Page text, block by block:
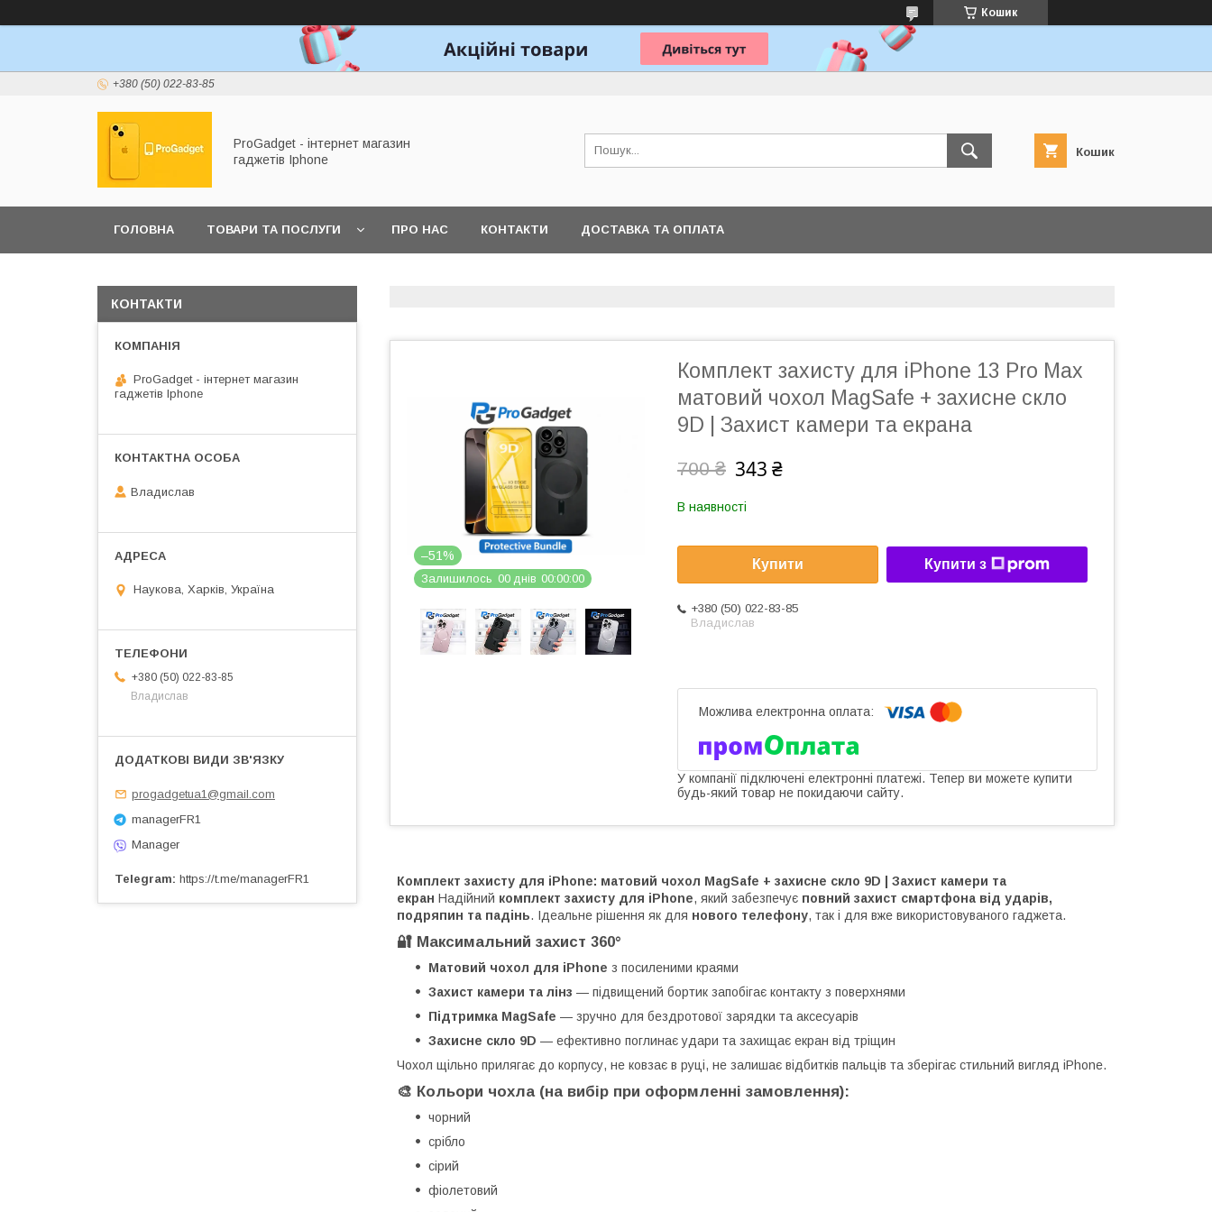
Кошик
+380 (50) 022-83-85
ProGadget - iнтернет магазин
гаджетів Iphone
Кошик
ГОЛОВНА ТОВАРИ ТА ПОСЛУГИ ПРО НАС КОНТАКТИ ДОСТАВКА ТА ОПЛАТА
–51%
Залишилось 00 днів 00 00 00
Комплект захисту для iPhone 13 Pro Max
матовий чохол MagSafe + захисне скло
9D | Захист камери та екрана
700 ₴ 343 ₴
В наявності
Купити Купити з
+380 (50) 022-83-85
Владислав
У компанії підключені електронні платежі. Тепер ви можете купити
будь-який товар не покидаючи сайту.
Комплект захисту для iPhone: матовий чохол MagSafe + захисне скло 9D | Захист камери та
екран Надійний комплект захисту для iPhone, який забезпечує повний захист смартфона від ударів,
подряпин та падінь. Ідеальне рішення як для нового телефону, так і для вже використовуваного гаджета.
🔐 Максимальний захист 360°
Матовий чохол для iPhone з посиленими краями
Захист камери та лінз — підвищений бортик запобігає контакту з поверхнями
Підтримка MagSafe — зручно для бездротової зарядки та аксесуарів
Захисне скло 9D — ефективно поглинає удари та захищає екран від тріщин
Чохол щільно прилягає до корпусу, не ковзає в руці, не залишає відбитків пальців та зберігає стильний вигляд iPhone.
🎨 Кольори чохла (на вибір при оформленні замовлення):
чорний
срібло
сірий
фіолетовий
КОНТАКТИ
ProGadget - iнтернет магазин
гаджетів Iphone
Владислав
Наукова, Харків, Україна
+380 (50) 022-83-85
Владислав
progadgetua1@gmail.com
managerFR1
Manager
Telegram https://t.me/managerFR1